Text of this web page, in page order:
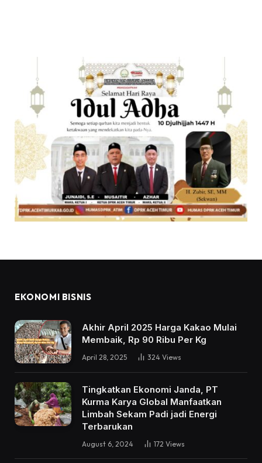
EKONOMI BISNIS
Akhir April 2025 Harga Kakao Mulai
Membaik, Rp 90 Ribu Per Kg
April 28, 2025 324 Views
Tingkatkan Ekonomi Janda, PT
Kurma Karya Global Manfaatkan
Limbah Sekam Padi jadi Energi
Terbarukan
August 6, 2024 172 Views